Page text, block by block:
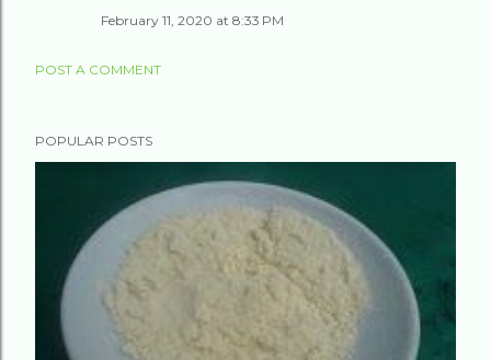
February 11, 2020 at 8:33 PM
POST A COMMENT
POPULAR POSTS